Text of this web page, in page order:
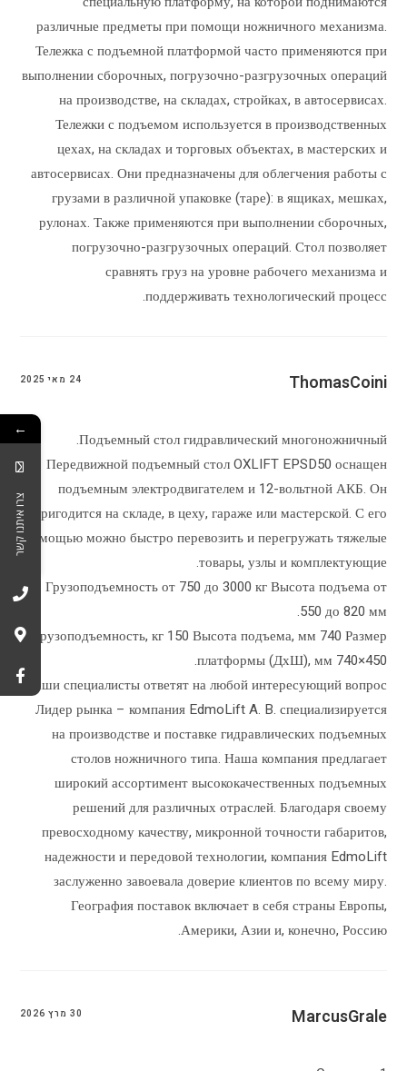
различные предметы при помощи ножничного механизма.
Тележка с подъемной платформой часто применяются при
выполнении сборочных, погрузочно-разгрузочных операций
на производстве, на складах, стройках, в автосервисах.
Тележки с подъемом используется в производственных
цехах, на складах и торговых объектах, в мастерских и
автосервисах. Они предназначены для облегчения работы с
грузами в различной упаковке (таре): в ящиках, мешках,
рулонах. Также применяются при выполнении сборочных,
погрузочно-разгрузочных операций. Стол позволяет
сравнять груз на уровне рабочего механизма и
поддерживать технологический процесс.
ThomasCoini 24 מאי 2025
Подъемный стол гидравлический многоножничный.
Передвижной подъемный стол OXLIFT EPSD50 оснащен
подъемным электродвигателем и 12-вольтной АКБ. Он
пригодится на складе, в цеху, гараже или мастерской. С его
помощью можно быстро перевозить и перегружать тяжелые
товары, узлы и комплектующие.
Грузоподъемность от 750 до 3000 кг Высота подъема от
550 до 820 мм.
Грузоподъемность, кг 150 Высота подъема, мм 740 Размер
платформы (ДхШ), мм 740×450.
Наши специалисты ответят на любой интересующий вопрос.
Лидер рынка – компания EdmoLift A. B. специализируется
на производстве и поставке гидравлических подъемных
столов ножничного типа. Наша компания предлагает
широкий ассортимент высококачественных подъемных
решений для различных отраслей. Благодаря своему
превосходному качеству, микронной точности габаритов,
надежности и передовой технологии, компания EdmoLift
заслуженно завоевала доверие клиентов по всему миру.
География поставок включает в себя страны Европы,
Америки, Азии и, конечно, Россию.
MarcusGrale 30 מרץ 2026
←
צרו איתנו קשר